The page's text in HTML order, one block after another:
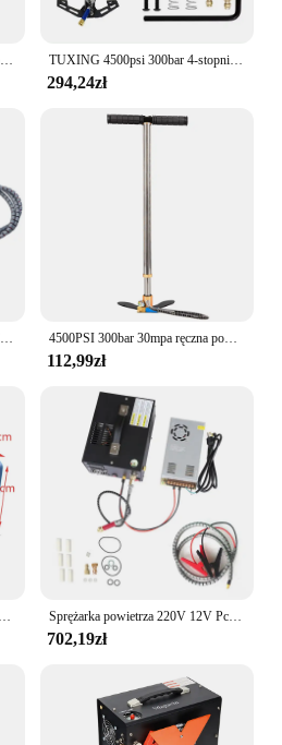
TUXING 4500psi 300bar 4-stopniowa wysokociśnieniowa pompa PCP Ręczna pompa powietrza do zbiornika HPA Myśliwski samochód Rowerowy napełnianie powietrzem
294,24zł
4500PSI 300bar 30mpa ręczna pompa powietrza ze stali nierdzewnej trzyczęściowe pompa wysokociśnieniowa do rowerów motocykle samochody
112,99zł
Sprężarka powietrza 220V 12V Pcp 300Bar 4500psi karabiny pneumatyczne pompa wysokociśnieniowa do nurkowania pompka PCP 30MPA
702,19zł